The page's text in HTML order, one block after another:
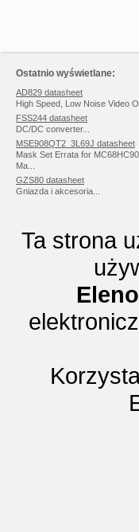
Ostatnio wyświetlane:
AD829 datasheet
High Speed, Low Noise Video
FSS244 datasheet
DC/DC converter...
MSE908QT2_3L69J datasheet
Mask Set Errata for
Ma...
GZS80 datasheet
Gniazda i akcesoria...
Ta strona